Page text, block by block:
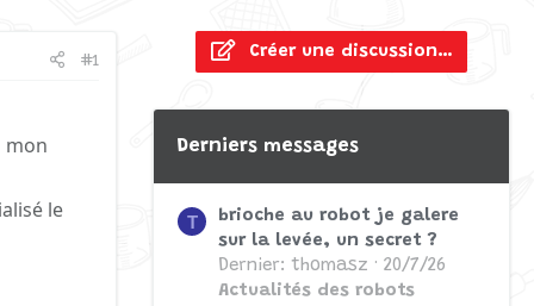
#1
mon
le
Créer une discussion…
Derniers messages
T
brioche au robot je galere
sur la levée, un secret ?
Dernier: thomasz
20/7/26
Actualités des robots